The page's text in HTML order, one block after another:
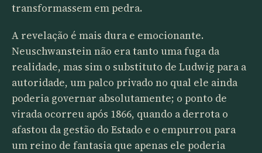
transformassem em pedra.
A revelação é mais dura e emocionante.
Neuschwanstein não era tanto uma fuga da
realidade, mas sim o substituto de Ludwig para a
autoridade, um palco privado no qual ele ainda
poderia governar absolutamente; o ponto de
virada ocorreu após 1866, quando a derrota o
afastou da gestão do Estado e o empurrou para
um reino de fantasia que apenas ele poderia